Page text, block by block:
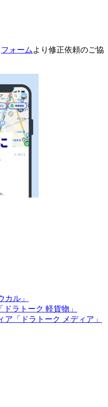
フォーム より修正依頼のご協
ル」
ラトーク 軽貨物」
ア「ドラトーク メディア」